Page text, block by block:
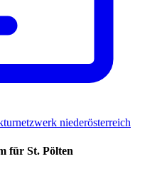
niederösterreich
für St. Pölten